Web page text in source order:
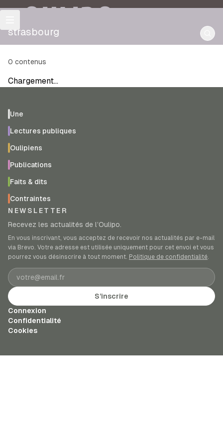
OULIPO
strasbourg
0 contenus
Chargement…
Une
Lectures publiques
Oulipiens
Publications
Faits & dits
Contraintes
NEWSLETTER
Recevez les actualités de l’Oulipo.
En vous inscrivant, vous acceptez de recevoir nos actualités par e-mail
via Brevo. Votre adresse est utilisée uniquement pour cet envoi et vous
pourrez vous désinscrire à tout moment. Politique de confidentialité.
Adresse e-mail
S’inscrire
Connexion
Confidentialité
Cookies